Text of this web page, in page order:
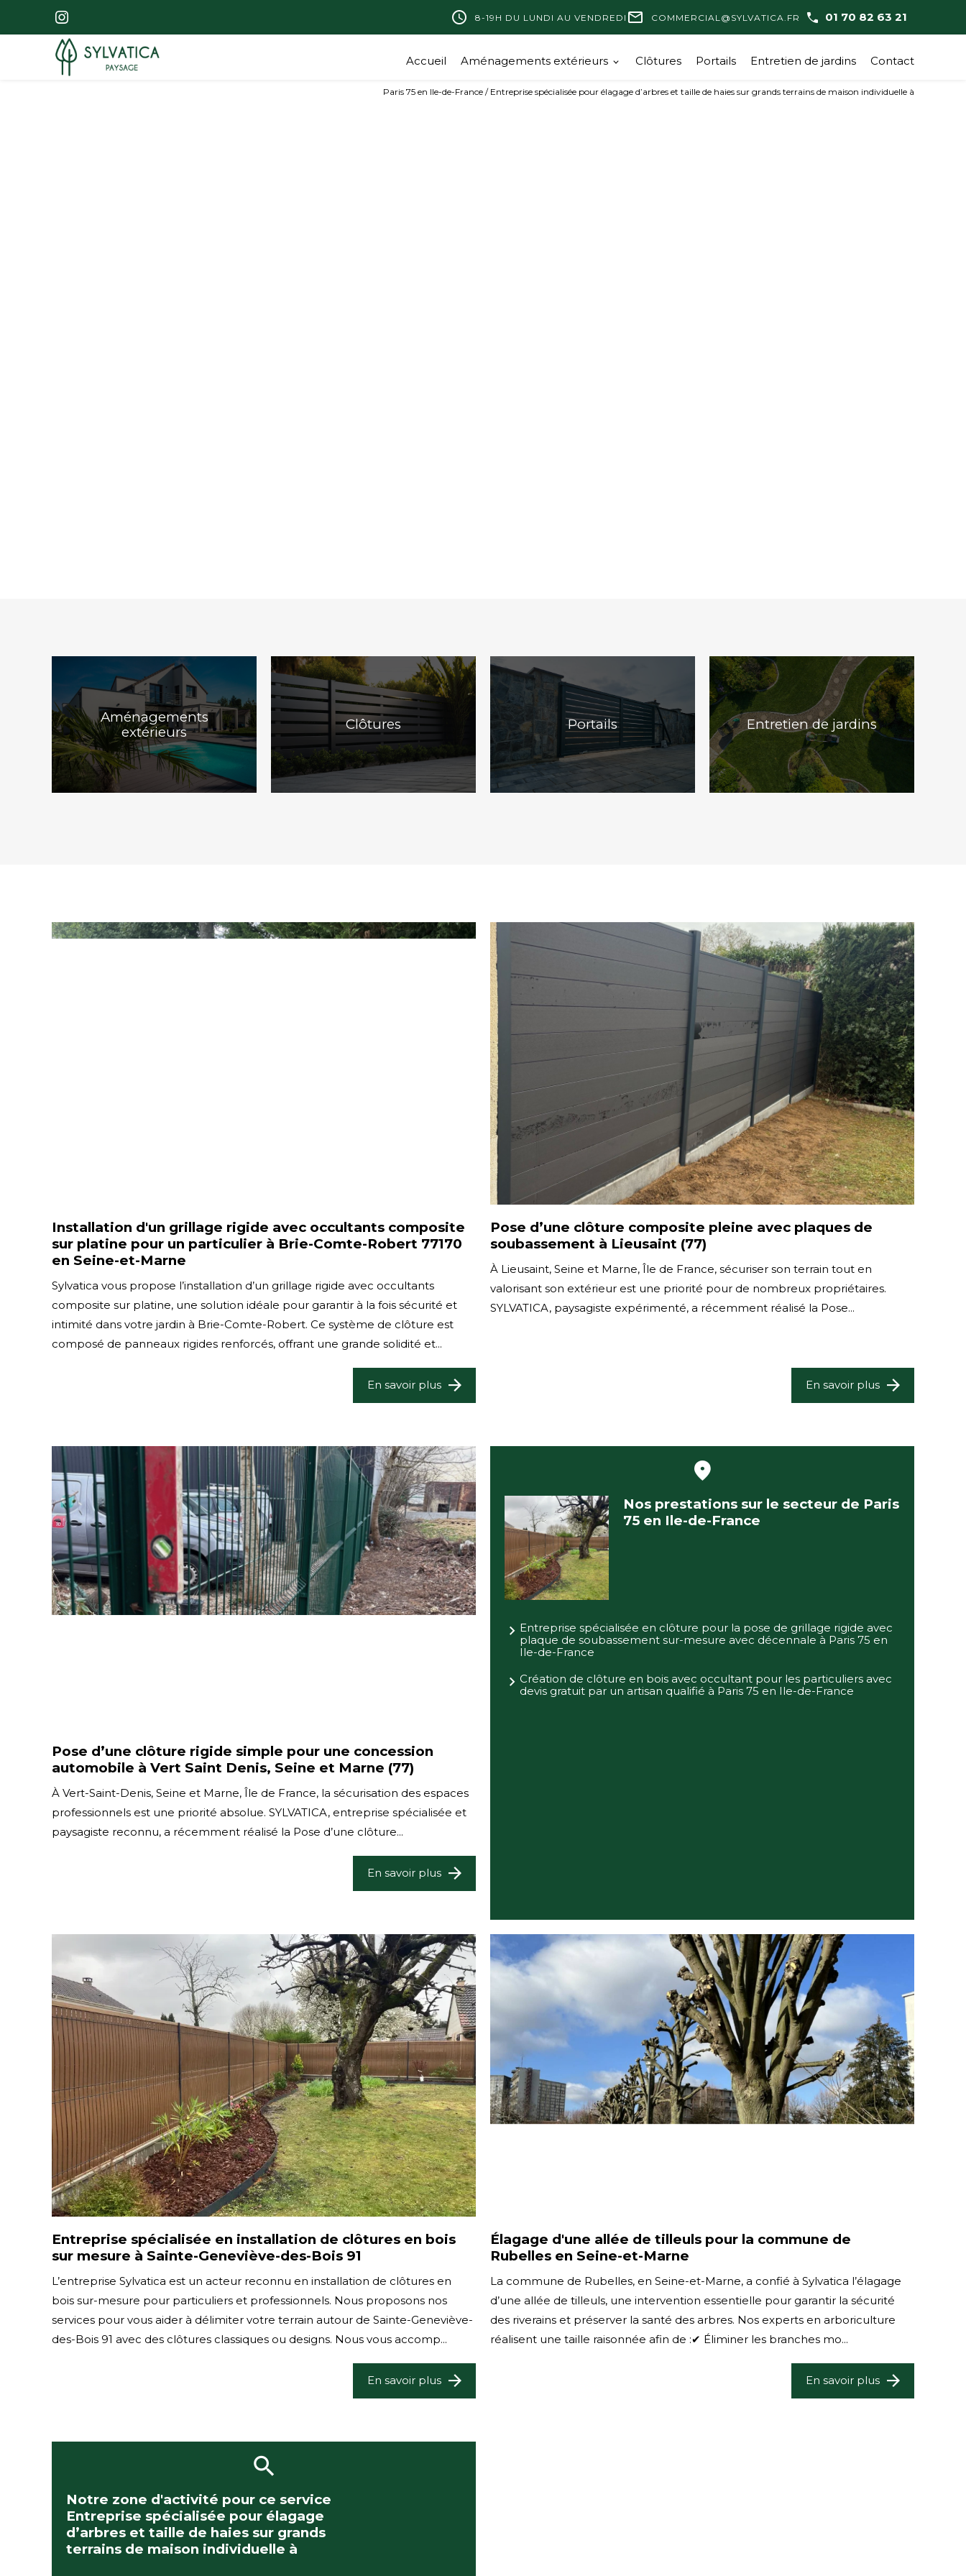
query_builder 8-19H DU LUNDI AU VENDREDI mail_outline COMMERCIAL@SYLVATICA.FR 01 70 82 63 21
Accueil Aménagements extérieurs Clôtures Portails Entretien de jardins Contact
Paris 75 en Ile-de-France / Entreprise spécialisée pour élagage d’arbres et taille de haies sur grands terrains de maison individuelle à
Aménagements
extérieurs
Clôtures Portails Entretien de jardins
Installation d'un grillage rigide avec occultants composite
sur platine pour un particulier à Brie-Comte-Robert 77170
en Seine-et-Marne
Sylvatica vous propose l’installation d’un grillage rigide avec occultants
composite sur platine, une solution idéale pour garantir à la fois sécurité et
intimité dans votre jardin à Brie-Comte-Robert. Ce système de clôture est
composé de panneaux rigides renforcés, offrant une grande solidité et...
En savoir plus
Pose d’une clôture composite pleine avec plaques de
soubassement à Lieusaint (77)
À Lieusaint, Seine et Marne, Île de France, sécuriser son terrain tout en
valorisant son extérieur est une priorité pour de nombreux propriétaires.
SYLVATICA, paysagiste expérimenté, a récemment réalisé la Pose...
En savoir plus
Pose d’une clôture rigide simple pour une concession
automobile à Vert Saint Denis, Seine et Marne (77)
À Vert-Saint-Denis, Seine et Marne, Île de France, la sécurisation des espaces
professionnels est une priorité absolue. SYLVATICA, entreprise spécialisée et
paysagiste reconnu, a récemment réalisé la Pose d’une clôture...
En savoir plus
Nos prestations sur le secteur de Paris
75 en Ile-de-France
Entreprise spécialisée en clôture pour la pose de grillage rigide avec
plaque de soubassement sur-mesure avec décennale à Paris 75 en
Ile-de-France
Création de clôture en bois avec occultant pour les particuliers avec
devis gratuit par un artisan qualifié à Paris 75 en Ile-de-France
Entreprise spécialisée en installation de clôtures en bois
sur mesure à Sainte-Geneviève-des-Bois 91
L’entreprise Sylvatica est un acteur reconnu en installation de clôtures en
bois sur-mesure pour particuliers et professionnels. Nous proposons nos
services pour vous aider à délimiter votre terrain autour de Sainte-Geneviève-
des-Bois 91 avec des clôtures classiques ou designs. Nous vous accomp...
En savoir plus
Élagage d'une allée de tilleuls pour la commune de
Rubelles en Seine-et-Marne
La commune de Rubelles, en Seine-et-Marne, a confié à Sylvatica l’élagage
d’une allée de tilleuls, une intervention essentielle pour garantir la sécurité
des riverains et préserver la santé des arbres. Nos experts en arboriculture
réalisent une taille raisonnée afin de :✔ Éliminer les branches mo...
En savoir plus
Notre zone d'activité pour ce service
Entreprise spécialisée pour élagage
d’arbres et taille de haies sur grands
terrains de maison individuelle à